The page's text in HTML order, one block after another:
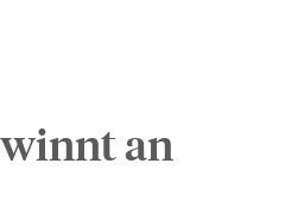
an